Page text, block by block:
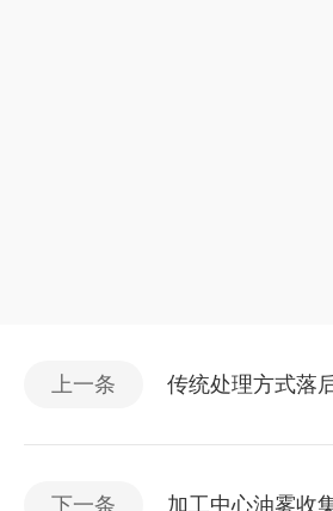
上一条 传统处理方式落
下一条 加工中心油雾收